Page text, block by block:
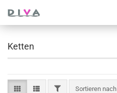
Ketten
FILTERSortieren nach
Sortieren nach